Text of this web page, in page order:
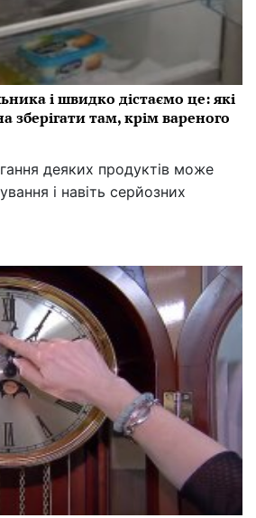
і швидко дістаємо це: які
зберігати там, крім вареного
деяких продуктів може
і навіть серйозних